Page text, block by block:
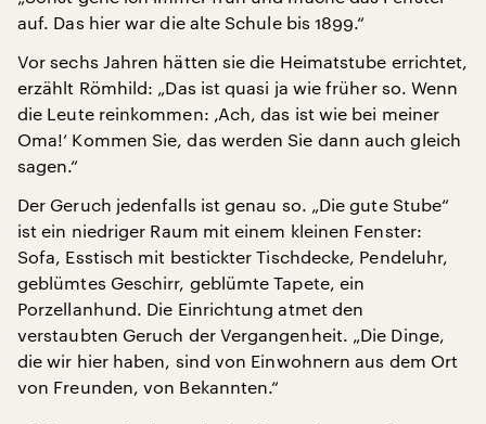
auf. Das hier war die alte Schule bis 1899.“
Vor sechs Jahren hätten sie die Heimatstube errichtet,
erzählt Römhild: „Das ist quasi ja wie früher so. Wenn
die Leute reinkommen: ‚Ach, das ist wie bei meiner
Oma!‘ Kommen Sie, das werden Sie dann auch gleich
sagen.“
Der Geruch jedenfalls ist genau so. „Die gute Stube“
ist ein niedriger Raum mit einem kleinen Fenster:
Sofa, Esstisch mit bestickter Tischdecke, Pendeluhr,
geblümtes Geschirr, geblümte Tapete, ein
Porzellanhund. Die Einrichtung atmet den
verstaubten Geruch der Vergangenheit. „Die Dinge,
die wir hier haben, sind von Einwohnern aus dem Ort
von Freunden, von Bekannten.“